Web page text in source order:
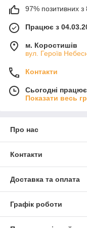
97% позитивних з
Працює з
м. Коростишів
вул. Героїв
Контакти
Сьогодні
Показати весь
Про нас
Контакти
Доставка та оплата
Графік роботи